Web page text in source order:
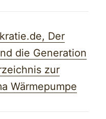
Der
die Generation
zur
Wärmepumpe